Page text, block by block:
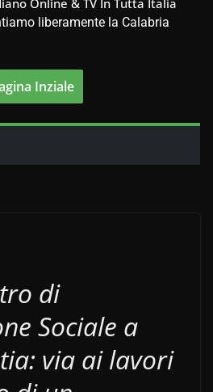
Online & TV In Tutta Italia
liberamente la Calabria
Inziale
di
Sociale a
via ai lavori